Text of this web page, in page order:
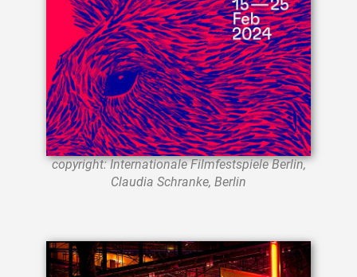
copyright: Internationale Filmfestspiele Berlin,
Claudia Schranke, Berlin